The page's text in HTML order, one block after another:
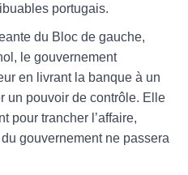
portugais.
du Bloc de gauche,
le gouvernement
en livrant la banque à un
un pouvoir de contrôle. Elle
pour trancher l’affaire,
gouvernement ne passera